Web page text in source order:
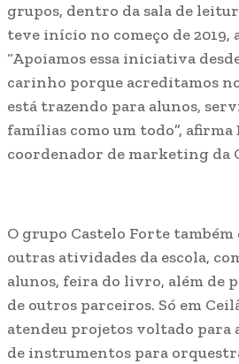
grupos, dentro da sala de
teve início no começo de 2019,
“Apoiamos essa iniciativa
carinho porque acreditamos
está trazendo para alunos,
famílias como um todo”, afirma
coordenador de marketing da
O grupo Castelo Forte
outras atividades da escola,
alunos, feira do livro, além de
de outros parceiros. Só em
atendeu projetos voltado para
de instrumentos para